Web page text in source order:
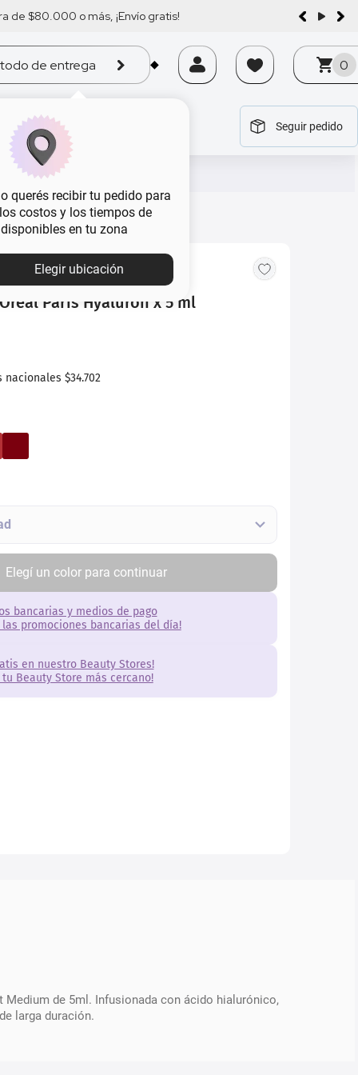
de $80.000 o más, ¡Envío gratis!
de entrega
querés recibir tu pedido para
costos y los tiempos de
en tu zona
Elegir ubicación
0
Seguir pedido
Paris Hyaluron x 5 ml
nacionales $34.702
Elegí un colorpara continuar
bancarias y medios de pago
las promociones bancarias del día!
en nuestro Beauty Stores!
tu Beauty Store más cercano!
de 5ml. Infusionada con ácido hialurónico,
larga duración.